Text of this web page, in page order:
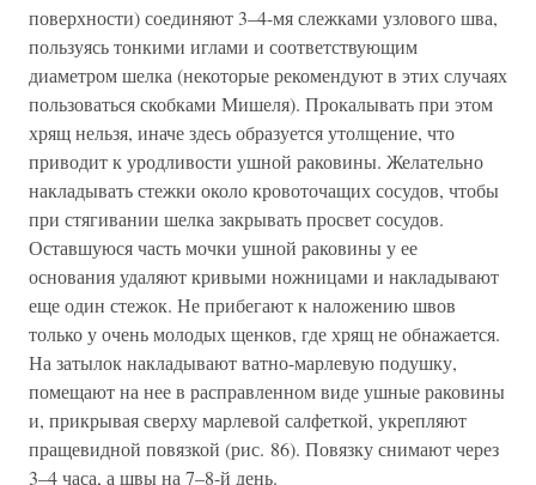
поверхности) соединяют 3–4-мя слежками узлового шва,
пользуясь тонкими иглами и соответствующим
диаметром шелка (некоторые рекомендуют в этих случаях
пользоваться скобками Мишеля). Прокалывать при этом
хрящ нельзя, иначе здесь образуется утолщение, что
приводит к уродливости ушной раковины. Желательно
накладывать стежки около кровоточащих сосудов, чтобы
при стягивании шелка закрывать просвет сосудов.
Оставшуюся часть мочки ушной раковины у ее
основания удаляют кривыми ножницами и накладывают
еще один стежок. Не прибегают к наложению швов
только у очень молодых щенков, где хрящ не обнажается.
На затылок накладывают ватно-марлевую подушку,
помещают на нее в расправленном виде ушные раковины
и, прикрывая сверху марлевой салфеткой, укрепляют
пращевидной повязкой (рис. 86). Повязку снимают через
3–4 часа, а швы на 7–8-й день.